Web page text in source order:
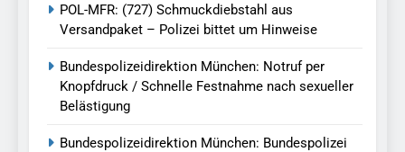
POL-MFR: (727) Schmuckdiebstahl aus
Versandpaket – Polizei bittet um Hinweise
Bundespolizeidirektion München: Notruf per
Knopfdruck / Schnelle Festnahme nach sexueller
Belästigung
Bundespolizeidirektion München: Bundespolizei